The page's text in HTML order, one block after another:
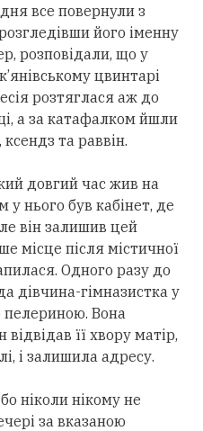
все повернули з
його іменну
розповідали, що у
цвинтарі
розтяглася аж до
а за катафалком йшли
та раввін.
довгий час жив на
у нього був кабінет, де
він залишив цей
місце після містичної
Одного разу до
дівчина-гімназистка у
пелериною. Вона
її хвору матір,
і залишила адресу.
ніколи нікому не
за вказаною